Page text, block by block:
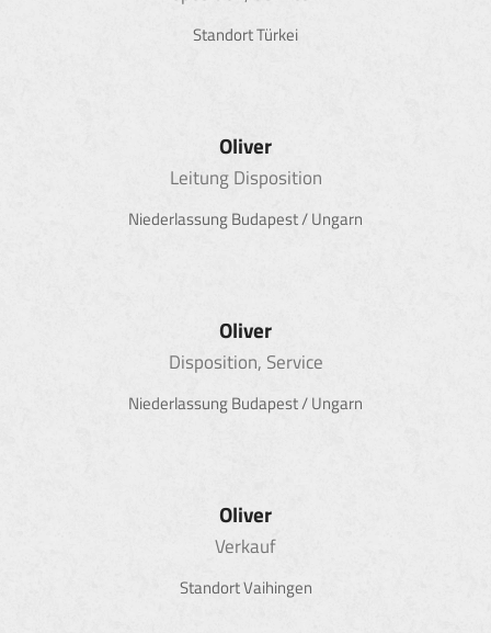
Standort Türkei
Oliver
Leitung Disposition
Niederlassung Budapest / Ungarn
Oliver
Disposition, Service
Niederlassung Budapest / Ungarn
Oliver
Verkauf
Standort Vaihingen